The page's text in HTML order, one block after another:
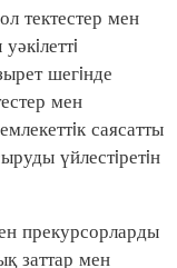
тектестер мен
шегiнде
мен
саясатты
үйлестiретiн
прекурсорларды
заттар мен